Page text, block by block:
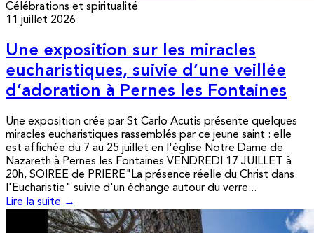
Célébrations et spiritualité
11 juillet 2026
Une exposition sur les miracles
eucharistiques, suivie d’une veillée
d’adoration à Pernes les Fontaines
Une exposition crée par St Carlo Acutis présente quelques
miracles eucharistiques rassemblés par ce jeune saint : elle
est affichée du 7 au 25 juillet en l'église Notre Dame de
Nazareth à Pernes les Fontaines VENDREDI 17 JUILLET à
20h, SOIREE de PRIERE"La présence réelle du Christ dans
l'Eucharistie" suivie d'un échange autour du verre...
Lire la suite →